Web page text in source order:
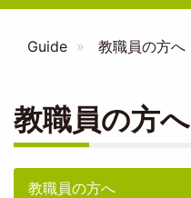
ュ
ー
Guide 教職員の方へ
教職員の方へ
教職員の方へ